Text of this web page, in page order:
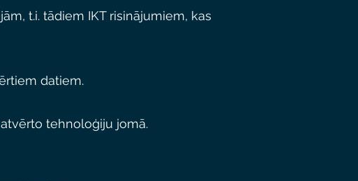
t.i. tādiem IKT risinājumiem, kas
datiem.
tehnoloģiju jomā.